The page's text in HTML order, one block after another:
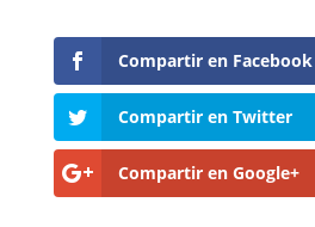
Compartir en Facebook
Compartir en Twitter
Compartir en Google+